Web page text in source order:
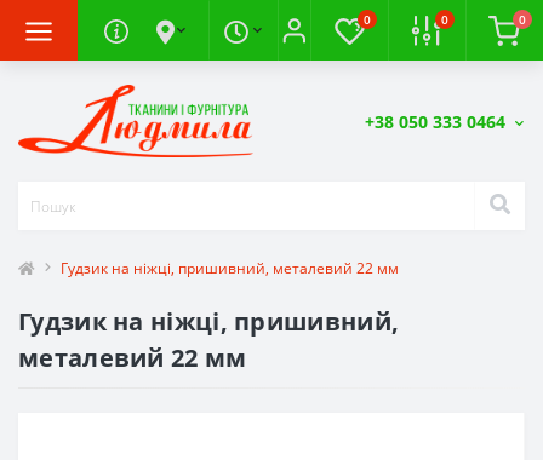
0 0 0
+38 050 333 0464
Гудзик на ніжці, пришивний, металевий 22 мм
Гудзик на ніжці, пришивний,
металевий 22 мм